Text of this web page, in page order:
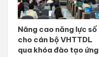
Nâng cao năng lực số
cho cán bộ VHTTDL
qua khóa đào tạo ứng